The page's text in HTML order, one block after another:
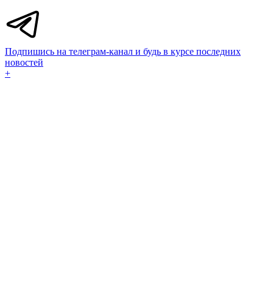
Подпишись на телеграм-канал и будь в курсе последних
новостей
+